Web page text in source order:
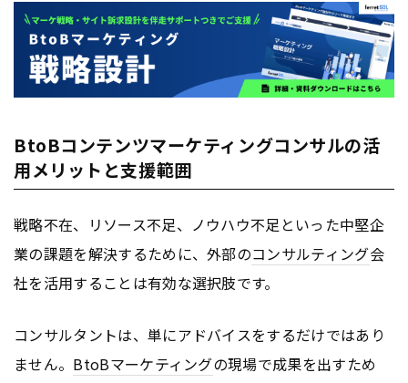
BtoBコンテンツマーケティングコンサルの活
用メリットと支援範囲
戦略不在、リソース不足、ノウハウ不足といった中堅企
業の課題を解決するために、外部のコンサルティング会
社を活用することは有効な選択肢です。
コンサルタントは、単にアドバイスをするだけではあり
ません。 BtoBマーケティングの現場で成果を出すため